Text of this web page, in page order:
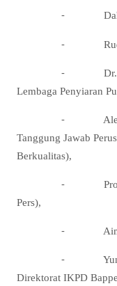
⁃ Dahlan Dahi
⁃ Rudi S.
⁃ Dr. Agus
Lembaga Penyiaran
⁃ Alexander
Tanggung Jawab
Berkualitas),
⁃ Prof.
Pers),
⁃ Aiman
⁃ Yunes
Direktorat IKPD